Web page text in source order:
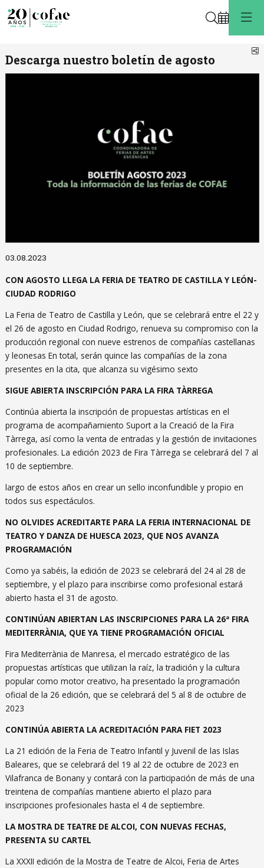
Buscar
Descarga nuestro boletín de agosto
03.08.2023
CON AGOSTO LLEGA LA FERIA DE TEATRO DE CASTILLA Y LEÓN-
CIUDAD RODRIGO
La Feria de Teatro de Castilla y León, que se celebrará entre el 22 y
el 26 de agosto en Ciudad Rodrigo, renueva su compromiso con la
producción regional con nueve estrenos de compañías castellanas
y leonesas En total, serán quince las compañías de la zona
presentes en la cita, que alcanza su vigésimo sexto
SIGUE ABIERTA INSCRIPCIÓN PARA LA FIRA TÀRREGA
Continúa abierta la inscripción de propuestas artísticas en el
programa de acompañamiento Suport a la Creació de la Fira
Tàrrega, así como la venta de entradas y la gestión de invitaciones
profesionales. La edición 2023 de Fira Tàrrega se celebrará del 7 al
10 de septiembre.
largo de estos años en crear un sello inconfundible y propio en
todos sus espectáculos.
NO OLVIDES ACREDITARTE PARA LA FERIA INTERNACIONAL DE
TEATRO Y DANZA DE HUESCA 2023, QUE NOS AVANZA
PROGRAMACIÓN
Como ya sabéis, la edición de 2023 se celebrará del 24 al 28 de
septiembre, y el plazo para inscribirse como profesional estará
abierto hasta el 31 de agosto.
CONTINÚAN ABIERTAN LAS INSCRIPCIONES PARA LA 26ª FIRA
MEDITERRÀNIA, QUE YA TIENE PROGRAMACIÓN OFICIAL
Fira Mediterrània de Manresa, el mercado estratégico de las
propuestas artísticas que utilizan la raíz, la tradición y la cultura
popular como motor creativo, ha presentado la programación
oficial de la 26 edición, que se celebrará del 5 al 8 de octubre de
2023
CONTINÚA ABIERTA LA ACREDITACIÓN PARA FIET 2023
La 21 edición de la Feria de Teatro Infantil y Juvenil de las Islas
Baleares, que se celebrará del 19 al 22 de octubre de 2023 en
Vilafranca de Bonany y contará con la participación de más de una
treintena de compañías mantiene abierto el plazo para
inscripciones profesionales hasta el 4 de septiembre.
LA MOSTRA DE TEATRE DE ALCOI, CON NUEVAS FECHAS,
PRESENTA SU CARTEL
La XXXII edición de la Mostra de Teatre de Alcoi, Feria de Artes